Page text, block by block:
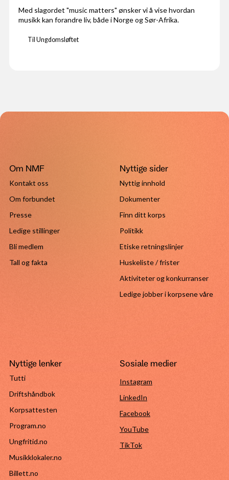
Med slagordet "music matters" ønsker vi å vise hvordan
musikk kan forandre liv, både i Norge og Sør-Afrika.
Til Ungdomsløftet
Om NMF
Kontakt oss
Om forbundet
Presse
Ledige stillinger
Bli medlem
Tall og fakta
Nyttige sider
Nyttig innhold
Dokumenter
Finn ditt korps
Politikk
Etiske retningslinjer
Huskeliste / frister
Aktiviteter og konkurranser
Ledige jobber i korpsene våre
Nyttige lenker
Tutti
Driftshåndbok
Korpsattesten
Program.no
Ungfritid.no
Musikklokaler.no
Billett.no
Sosiale medier
Instagram
LinkedIn
Facebook
YouTube
TikTok